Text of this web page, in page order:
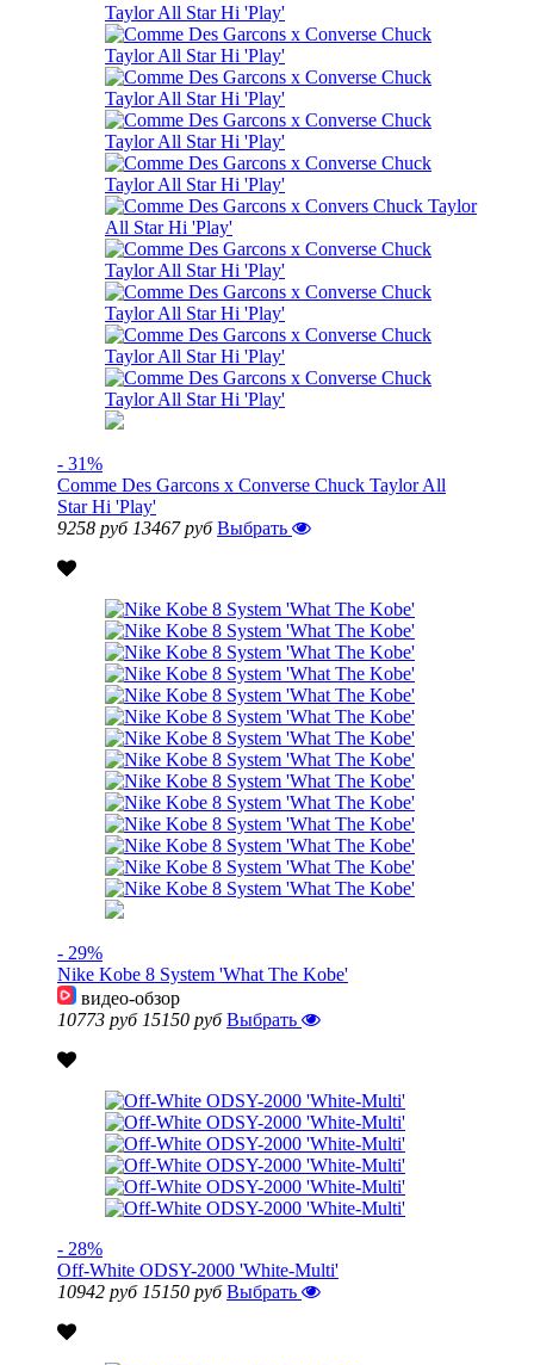
- 31%
Comme Des Garcons x Converse Chuck Taylor All
Star Hi 'Play'
9258 руб 13467 руб Выбрать
- 29%
Nike Kobe 8 System 'What The Kobe'
видео-обзор
10773 руб 15150 руб Выбрать
- 28%
Off-White ODSY-2000 'White-Multi'
10942 руб 15150 руб Выбрать